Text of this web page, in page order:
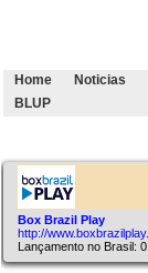
Home Noticias
BLUP
Box Brazil Play
http://
Lançamento no Brasil: